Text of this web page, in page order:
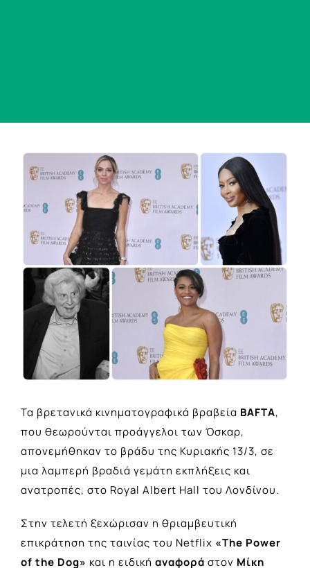
View
Larger
Τα βρετανικά κινηματογραφικά βραβεία BAFTA,
που θεωρούνται προάγγελοι των Όσκαρ,
απονεμήθηκαν το βράδυ της Κυριακής 13/3, σε
μια λαμπερή βραδιά γεμάτη εκπλήξεις και
ανατροπές, στο Royal Albert Hall του Λονδίνου.
Στην τελετή ξεχώρισαν η θριαμβευτική
επικράτηση της ταινίας του Netflix «The Power
of the Dog» και η ειδική αναφορά στον Μίκη